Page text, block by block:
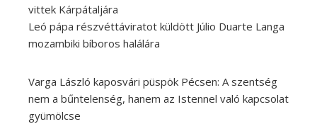
vittek Kárpátaljára
Leó pápa részvéttáviratot küldött Júlio Duarte Langa
mozambiki bíboros halálára
Varga László kaposvári püspök Pécsen: A szentség
nem a bűntelenség, hanem az Istennel való kapcsolat
gyümölcse